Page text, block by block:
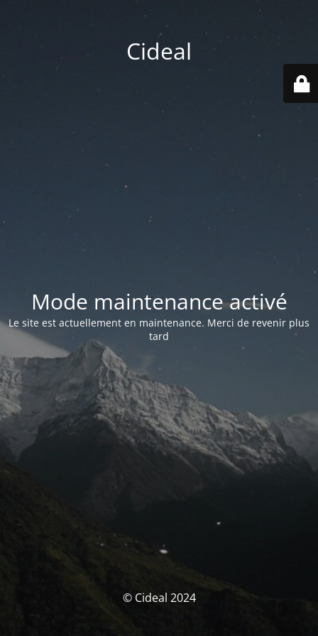
Cideal
Mode maintenance activé
Le site est actuellement en maintenance. Merci de revenir plus
tard
© Cideal 2024